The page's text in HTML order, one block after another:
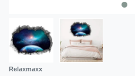
Relaxmaxx